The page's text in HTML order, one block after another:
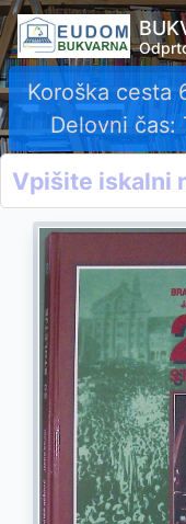
Koroška cesta
Delovni čas: